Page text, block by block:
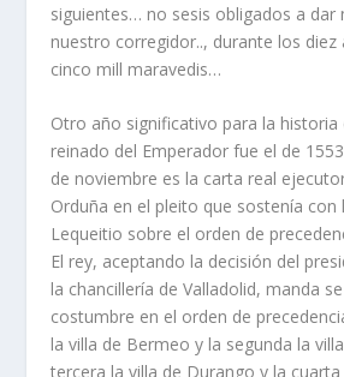
siguientes… no sesis obligados a dar
nuestro corregidor.., durante los diez
cinco mill maravedis…
Otro año significativo para la historia
reinado del Emperador fue el de
de noviembre es la carta real
Orduña en el pleito que sostení­a con
Lequeitio sobre el orden de
El rey, aceptando la decisión del
la chancillerí­a de Valladolid, manda
costumbre en el orden de
la villa de Bermeo y la segunda la
tercera la villa de Durango y la